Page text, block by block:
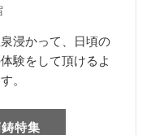
浸かって、日頃の
験をして頂けるよ
。
特集